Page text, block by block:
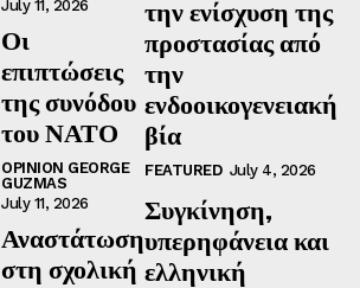
July 11, 2026
Οι
επιπτώσεις
της συνόδου
του ΝΑΤΟ
OPINION GEORGE
GUZMAS
July 11, 2026
Αναστάτωση
στη σχολική
την ενίσχυση της
προστασίας από
την
ενδοοικογενειακή
βία
FEATURED July 4, 2026
Συγκίνηση,
υπερηφάνεια και
ελληνική